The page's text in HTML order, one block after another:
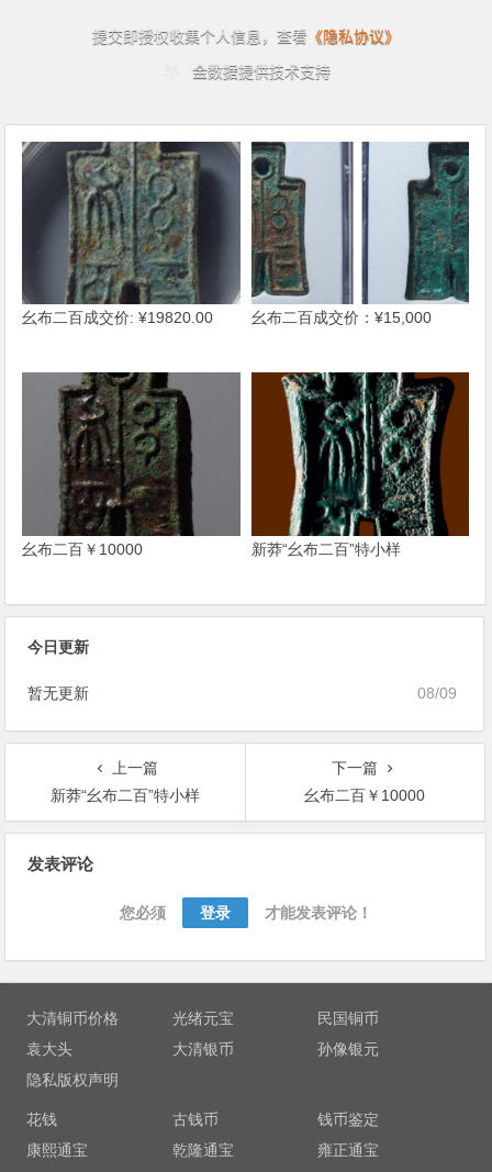
幺布二百成交价: ¥19820.00 幺布二百成交价：¥15,000
幺布二百￥10000 新莽“幺布二百”特小样
今日更新
08/09
暂无更新
上一篇
新莽“幺布二百”特小样
下一篇
幺布二百￥10000
发表评论
您必须 登录 才能发表评论！
大清铜币价格 光绪元宝
民国铜币
袁大头
大清银币
孙像银元
隐私版权声明
花钱 古钱币
钱币鉴定
康熙通宝
乾隆通宝 雍正通宝